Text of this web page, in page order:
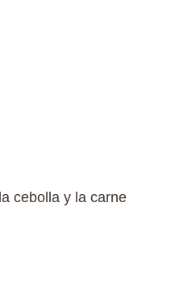
cebolla y la carne